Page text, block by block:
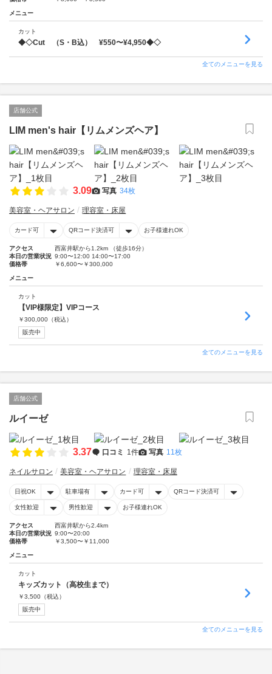
メニュー
カット
◆◇Cut （S・B込） ¥550〜¥4,950◆◇
全てのメニューを見る
店舗公式
LIM men's hair【リムメンズヘア】
3.09 写真 34枚
美容室・ヘアサロン 理容室・床屋
カード可 QRコード決済可 お子様連れOK
アクセス
西富井駅から1.2km （徒歩16分）
本日の営業状況 9:00〜12:00 14:00〜17:00
価格帯
￥6,600〜￥300,000
メニュー
カット
【VIP様限定】VIPコース
￥300,000 （税込）
販売中
全てのメニューを見る
店舗公式
ルイーゼ
3.37 口コミ 1件 写真 11枚
ネイルサロン 美容室・ヘアサロン 理容室・床屋
日祝OK 駐車場有 カード可 QRコード決済可
女性歓迎 男性歓迎 お子様連れOK
アクセス
西富井駅から2.4km
本日の営業状況 9:00〜20:00
価格帯
￥3,500〜￥11,000
メニュー
カット
キッズカット（高校生まで）
￥3,500 （税込）
販売中
全てのメニューを見る